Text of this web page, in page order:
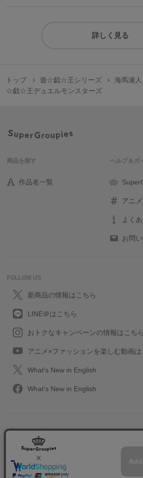
詳しく見る
トップ 遊☆戯☆王シリーズ
海馬瀬
☆戯☆王デュエルモンスターズ
商品を探す
作品名一覧
ヘルプ＆ガ
アニ
よく
お問
FOLLOW US
新商品の情報はこちら
LINE＠はこちら
おトクなキャンペーンの情報はこちら
アニメ×ファッションを楽しむ動画は
What's New in English
What's New in English
プライバシーポリシー
特定取引に関する法律
会社情報/採用情報